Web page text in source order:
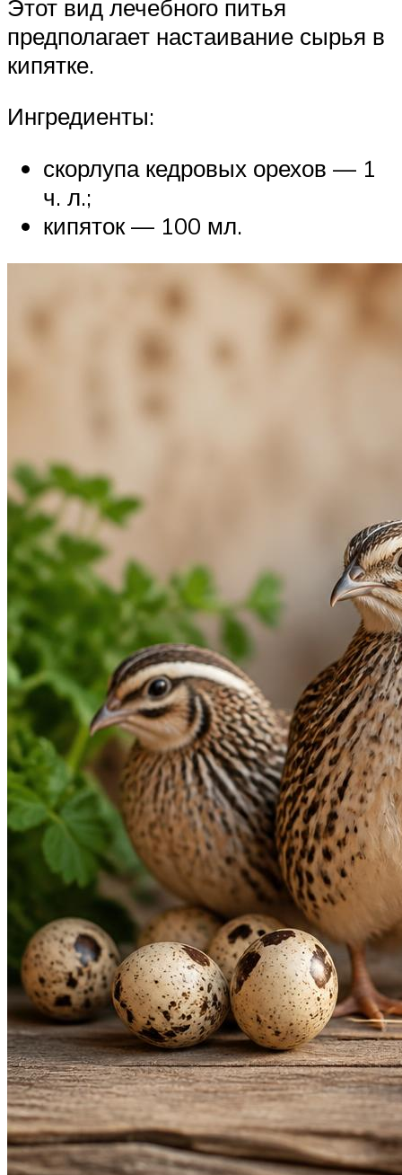
Этот вид лечебного питья
предполагает настаивание сырья в
кипятке.
Ингредиенты:
скорлупа кедровых орехов — 1
ч. л.;
кипяток — 100 мл.